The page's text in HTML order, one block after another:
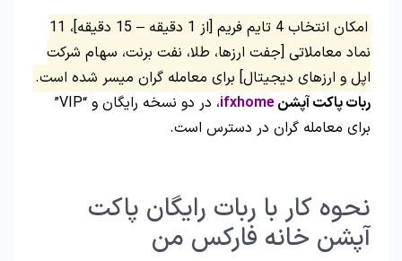
امکان انتخاب 4 تایم فریم [از 1 دقیقه – 15 دقیقه]، 11
نماد معاملاتی [جفت ارزها، طلا، نفت برنت، سهام شرکت
اپل و ارزهای دیجیتال] برای معامله گران میسر شده است.
ربات پاکت آپشنifxhome
، در دو نسخه رایگان و “VIP”
برای معامله گران در دسترس است.
نحوه کار با ربات رایگان پاکت
آپشن خانه فارکس من